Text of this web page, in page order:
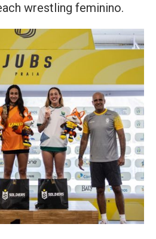
wrestling feminino.